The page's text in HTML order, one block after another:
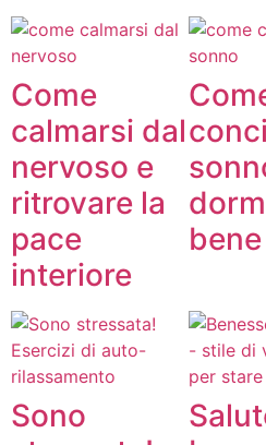
Come
calmarsi dal
nervoso e
ritrovare la
pace
interiore
bene
Sono